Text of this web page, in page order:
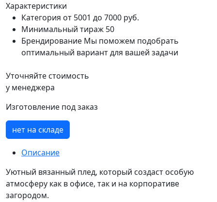
Характеристики
Категория от 5001 до 7000 руб.
Минимальный тираж 50
Брендирование Мы поможем подобрать
оптимальный вариант для вашей задачи
Уточняйте стоимость
у менеджера
Изготовление под заказ
нет на складе
Описание
Уютный вязанный плед, который создаст особую
атмосферу как в офисе, так и на корпоративе
загородом.